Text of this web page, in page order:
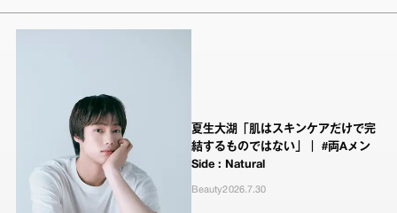
夏生大湖「肌はスキンケアだけで完
結するものではない」｜ #両Aメン
Side : Natural
Beauty2026.7.30